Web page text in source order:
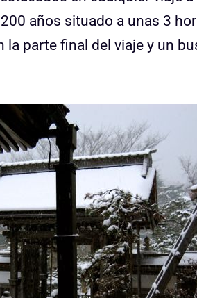
años situado a unas 3
parte final del viaje y un